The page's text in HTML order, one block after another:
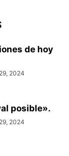
de hoy
2024
posible».
2024